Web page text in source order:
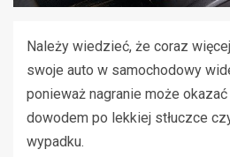
Należy wiedzieć, że coraz
swoje auto w samochodowy
ponieważ nagranie może
dowodem po lekkiej stłuczce
wypadku.